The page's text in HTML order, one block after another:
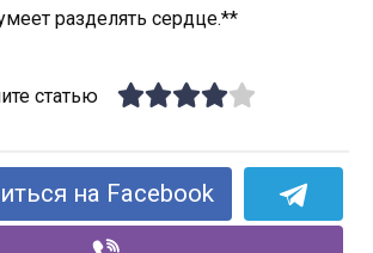
разделять сердце.**
статью
на Facebook